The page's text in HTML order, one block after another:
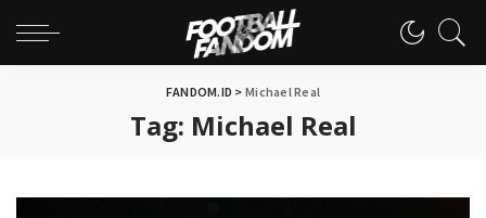
FANDOM.ID > Michael Real
Tag: Michael Real